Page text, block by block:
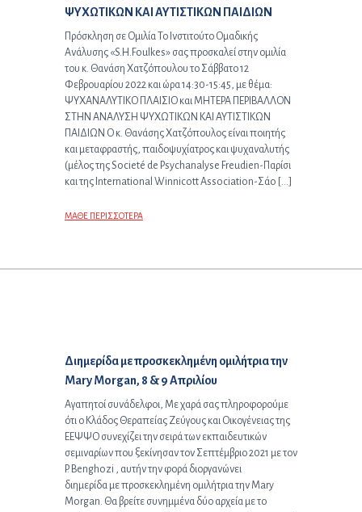
ΨΥΧΩΤΙΚΩΝ ΚΑΙ ΑΥΤΙΣΤΙΚΩΝ ΠΑΙΔΙΩΝ
Πρόσκληση σε Ομιλία Το Ινστιτούτο Ομαδικής
Ανάλυσης «S.H.Foulkes» σας προσκαλεί στην ομιλία
του κ. Θανάση Χατζόπουλου το Σάββατο 12
Φεβρουαρίου 2022 και ώρα 14:30-15:45, με θέμα:
ΨΥΧΑΝΑΛΥΤΙΚΟ ΠΛΑΙΣΙΟ και ΜΗΤΕΡΑ ΠΕΡΙΒΑΛΛΟΝ
ΣΤΗΝ ΑΝΑΛΥΣΗ ΨΥΧΩΤΙΚΩΝ ΚΑΙ ΑΥΤΙΣΤΙΚΩΝ
ΠΑΙΔΙΩΝ Ο κ. Θανάσης Χατζόπουλος είναι ποιητής
και μεταφραστής, παιδοψυχίατρος και ψυχαναλυτής
(μέλος της Societé de Psychanalyse Freudien-Παρίσι
και της International Winnicott Association-Σάο […]
ΜΑΘΕ ΠΕΡΙΣΣΟΤΕΡΑ
Επόμενο άρθρο:
Διημερίδα με προσκεκλημένη ομιλήτρια την
Mary Morgan, 8 & 9 Απριλίου
Αγαπητοί συνάδελφοι, Με χαρά σας πληροφορούμε
ότι ο Κλάδος Θεραπείας Ζεύγους και Οικογένειας της
ΕΕΨΨΟ συνεχίζει την σειρά των εκπαιδευτικών
σεμιναρίων που ξεκίνησαν τον Σεπτέμβριο 2021 με τον
P. Benghozi , αυτήν την φορά διοργανώνει
διημερίδα με προσκεκλημένη ομιλήτρια την Μary
Morgan. Θα βρείτε συνημμένα δύο αρχεία με το